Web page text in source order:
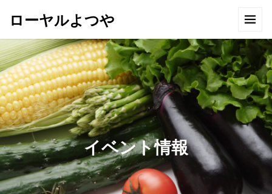
ローヤルよつや
イベント情報